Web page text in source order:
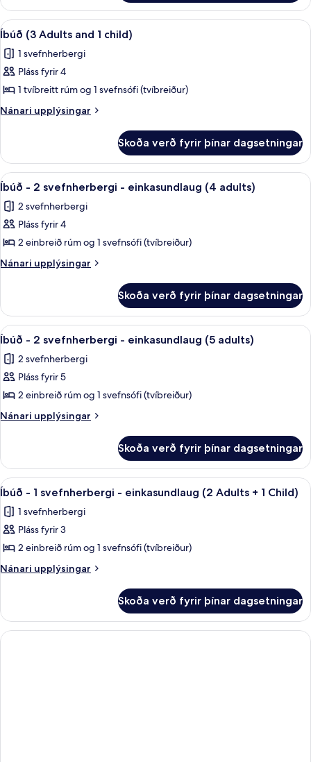
(3
adults)
Skoða
allar
myndir
fyrir
Íbúð
(3
1
child)
Ofnæmisprófaður sængurfatnaður,
20
Íbúð (3 Adults and 1 child)
1 svefnherbergi
Pláss fyrir 4
1 tvíbreitt rúm og 1 svefnsófi (tvíbreiður)
Nánari upplýsingar
Nánari
(3
Adults
and
child)
Skoða verð fyrir þínar dagsetningar
Skoða
allar
myndir
fyrir
Íbúð
-
-
einkasundlaug
(4
adults)
Ofnæmisprófaður sængurfatnaður,
9
Íbúð - 2 svefnherbergi - einkasundlaug (4 adults)
2 svefnherbergi
Pláss fyrir 4
2 einbreið rúm og 1 svefnsófi (tvíbreiður)
Nánari upplýsingar
Nánari
-
svefnherbergi
einkasundlaug
(4
Skoða verð fyrir þínar dagsetningar
Skoða
allar
myndir
fyrir
Íbúð
-
-
einkasundlaug
(5
adults)
Ofnæmisprófaður sængurfatnaður,
9
Íbúð - 2 svefnherbergi - einkasundlaug (5 adults)
2 svefnherbergi
Pláss fyrir 5
2 einbreið rúm og 1 svefnsófi (tvíbreiður)
Nánari upplýsingar
Nánari
-
svefnherbergi
einkasundlaug
(5
Skoða verð fyrir þínar dagsetningar
Skoða
allar
myndir
fyrir
Íbúð
-
-
einkasundlaug
(2
Ofnæmisprófaður sængurfatnaður,
17
Íbúð - 1 svefnherbergi - einkasundlaug (2 Adults + 1 Child)
1 svefnherbergi
Pláss fyrir 3
2 einbreið rúm og 1 svefnsófi (tvíbreiður)
Nánari upplýsingar
Nánari
-
svefnherbergi
Skoða verð fyrir þínar dagsetningar